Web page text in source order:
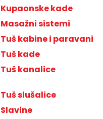
Kupaonske kade
Masažni sistemi
Tuš kabine i paravani
Tuš kade
Tuš kanalice
Tuš slušalice
Slavine